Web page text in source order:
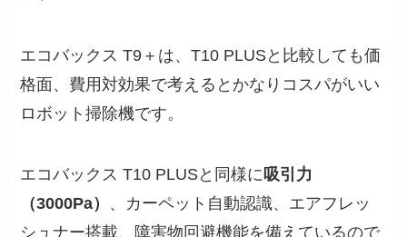
エコバックス T9＋は、T10 PLUSと比較しても価
格面、費用対効果で考えるとかなりコスパがいい
ロボット掃除機です。
エコバックス T10 PLUSと同様に吸引力
（3000Pa） 、カーペット自動認識、エアフレッ
シュナー搭載、障害物回避機能を備えているので